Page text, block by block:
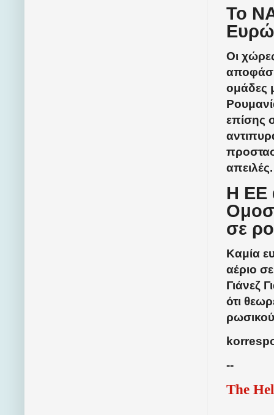
Το
Οι
ομάδες
επίσης
απειλές.
Η ΕΕ
σε
Καμία
αέριο
Γιάνεζ
ότι
--
The